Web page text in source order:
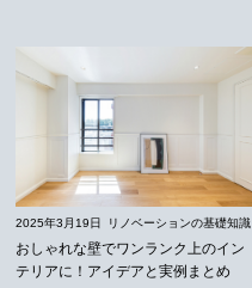
2025年3月19日 リノベーションの基礎知識
おしゃれな壁でワンランク上のイン
テリアに！アイデアと実例まとめ